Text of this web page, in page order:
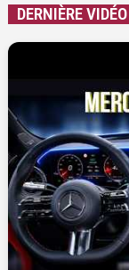
DERNIÈRE VIDÉO